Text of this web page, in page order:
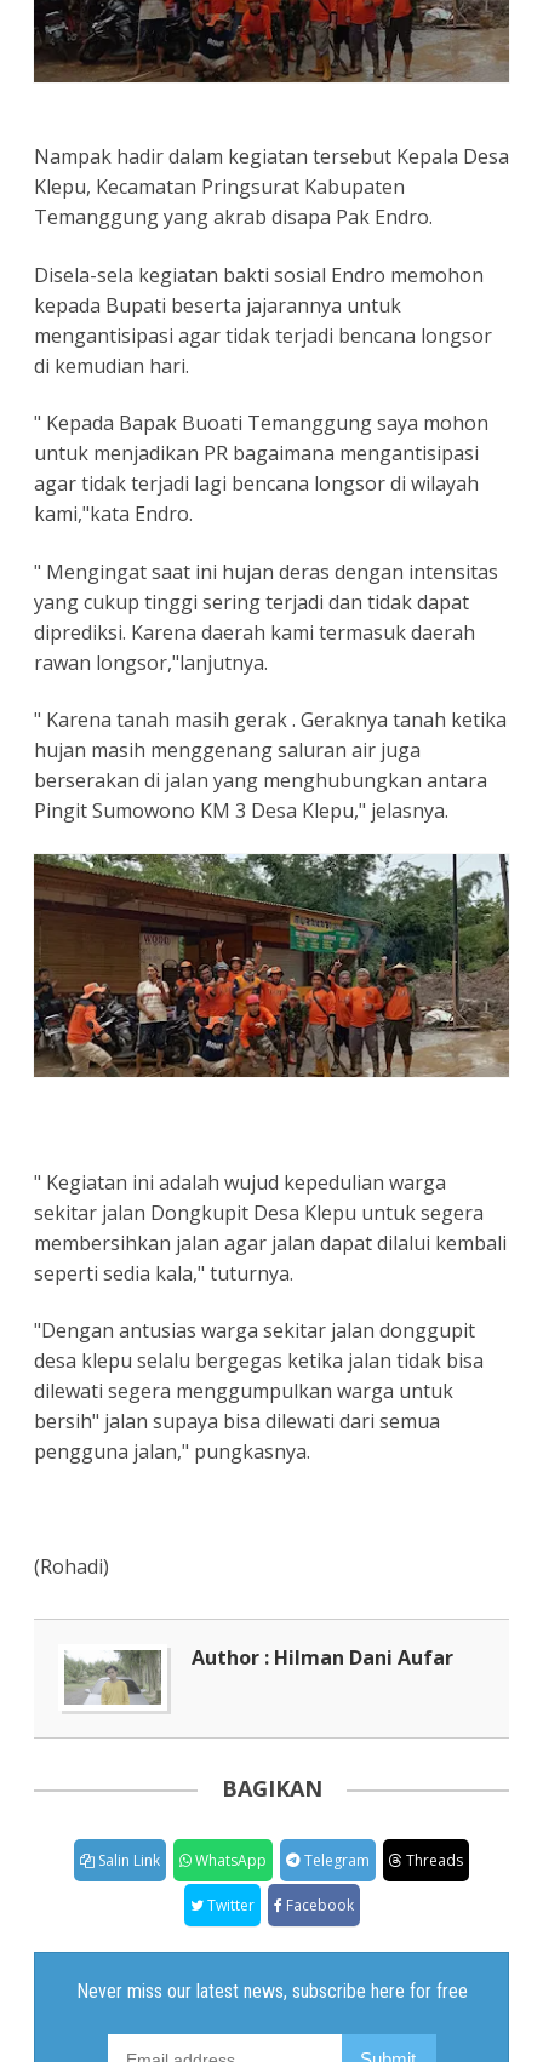
Nampak hadir dalam kegiatan tersebut Kepala Desa
Klepu, Kecamatan Pringsurat Kabupaten
Temanggung yang akrab disapa Pak Endro.
Disela-sela kegiatan bakti sosial Endro memohon
kepada Bupati beserta jajarannya untuk
mengantisipasi agar tidak terjadi bencana longsor
di kemudian hari.
" Kepada Bapak Buoati Temanggung saya mohon
untuk menjadikan PR bagaimana mengantisipasi
agar tidak terjadi lagi bencana longsor di wilayah
kami,"kata Endro.
" Mengingat saat ini hujan deras dengan intensitas
yang cukup tinggi sering terjadi dan tidak dapat
diprediksi. Karena daerah kami termasuk daerah
rawan longsor,"lanjutnya.
" Karena tanah masih gerak . Geraknya tanah ketika
hujan masih menggenang saluran air juga
berserakan di jalan yang menghubungkan antara
Pingit Sumowono KM 3 Desa Klepu," jelasnya.
" Kegiatan ini adalah wujud kepedulian warga
sekitar jalan Dongkupit Desa Klepu untuk segera
membersihkan jalan agar jalan dapat dilalui kembali
seperti sedia kala," tuturnya.
"Dengan antusias warga sekitar jalan donggupit
desa klepu selalu bergegas ketika jalan tidak bisa
dilewati segera menggumpulkan warga untuk
bersih" jalan supaya bisa dilewati dari semua
pengguna jalan," pungkasnya.
(Rohadi)
Author : Hilman Dani Aufar
BAGIKAN
Salin Link WhatsApp Telegram Threads
Twitter Facebook